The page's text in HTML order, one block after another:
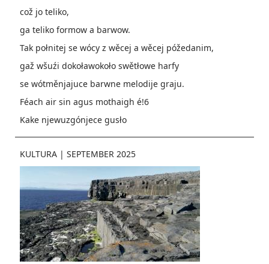
což jo teliko,
ga teliko formow a barwow.
Tak połnitej se wócy z wěcej a wěcej póžedanim,
gaž wšuźi dokoławokoło swětłowe harfy
se wótměnjajuce barwne melodije graju.
Féach air sin agus mothaigh é!6
Kake njewuzgónjece gusło
KULTURA | SEPTEMBER 2025